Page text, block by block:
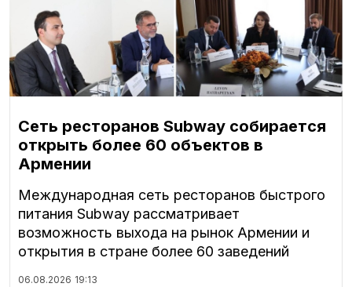
Сеть ресторанов Subway собирается
открыть более 60 объектов в
Армении
Международная сеть ресторанов быстрого
питания Subway рассматривает
возможность выхода на рынок Армении и
открытия в стране более 60 заведений
06.08.2026 19:13